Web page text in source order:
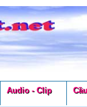
Audio - Clip